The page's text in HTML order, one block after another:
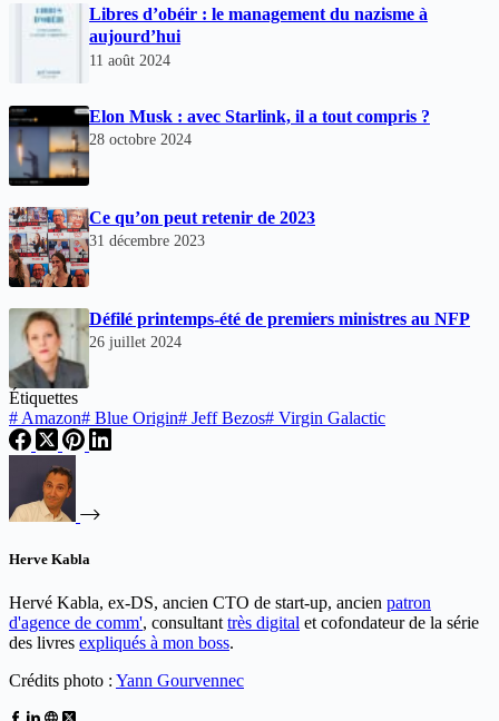
Libres d’obéir : le management du nazisme à
aujourd’hui
11 août 2024
Elon Musk : avec Starlink, il a tout compris ?
28 octobre 2024
Ce qu’on peut retenir de 2023
31 décembre 2023
Défilé printemps-été de premiers ministres au NFP
26 juillet 2024
Étiquettes
# Amazon# Blue Origin# Jeff Bezos# Virgin Galactic
Herve Kabla
Hervé Kabla, ex-DS, ancien CTO de start-up, ancien patron
d'agence de comm', consultant très digital et cofondateur de la série
des livres expliqués à mon boss.
Crédits photo : Yann Gourvennec